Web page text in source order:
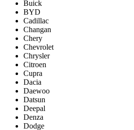
Buick
BYD
Cadillac
Changan
Chery
Chevrolet
Chrysler
Citroen
Cupra
Dacia
Daewoo
Datsun
Deepal
Denza
Dodge